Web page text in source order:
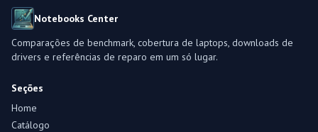
Notebooks Center
Comparações de benchmark, cobertura de laptops, downloads de
drivers e referências de reparo em um só lugar.
Seções
Home
Catálogo